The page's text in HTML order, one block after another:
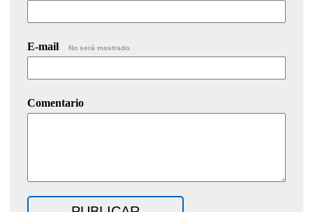
E-mail No será mostrado.
Comentario